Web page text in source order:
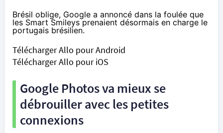
Brésil oblige, Google a annoncé dans la foulée que
les Smart Smileys prenaient désormais en charge le
portugais brésilien.
Télécharger Allo pour Android
Télécharger Allo pour iOS
Google Photos va mieux se
débrouiller avec les petites
connexions